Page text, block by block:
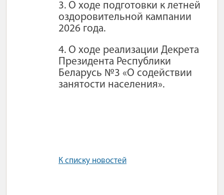
3. О ходе подготовки к летней
оздоровительной кампании
2026 года.
4. О ходе реализации Декрета
Президента Республики
Беларусь №3 «О содействии
занятости населения».
К списку новостей